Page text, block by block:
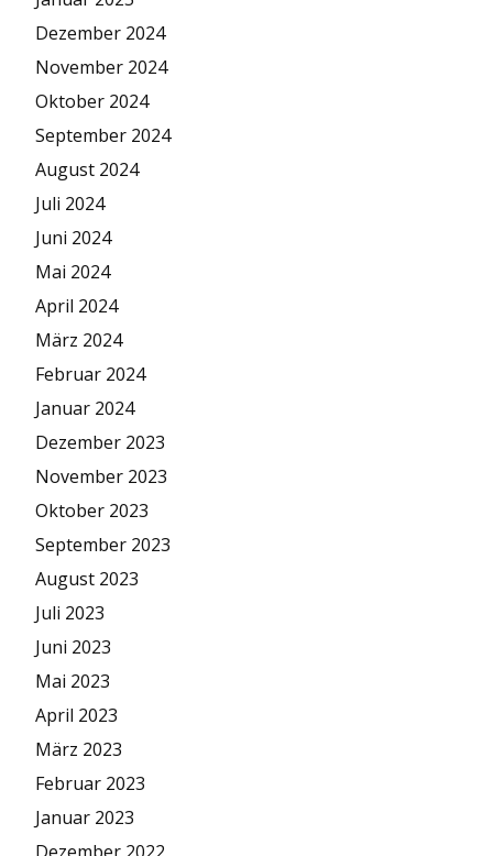
Dezember 2024
November 2024
Oktober 2024
September 2024
August 2024
Juli 2024
Juni 2024
Mai 2024
April 2024
März 2024
Februar 2024
Januar 2024
Dezember 2023
November 2023
Oktober 2023
September 2023
August 2023
Juli 2023
Juni 2023
Mai 2023
April 2023
März 2023
Februar 2023
Januar 2023